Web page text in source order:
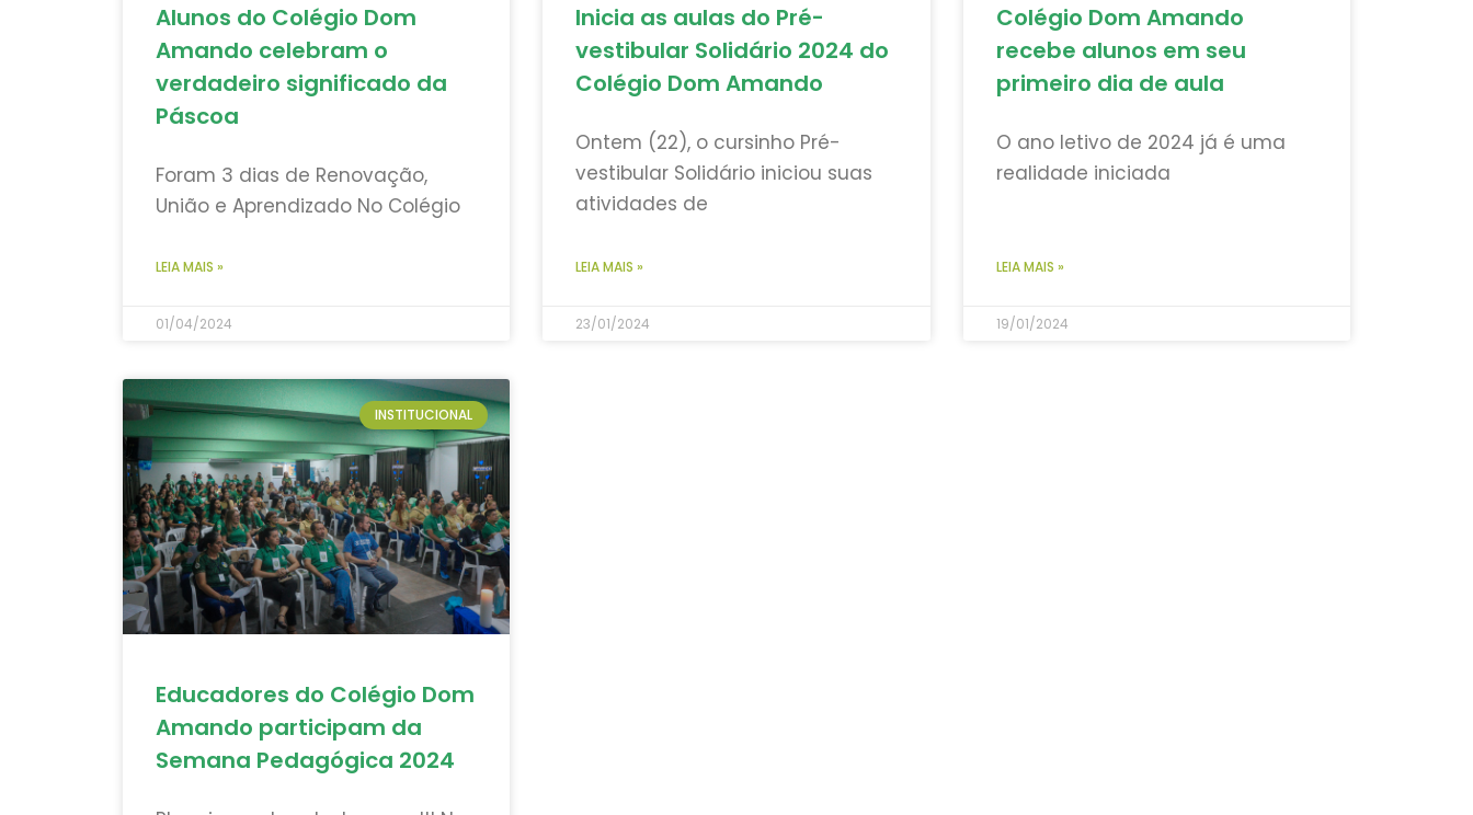
Alunos do Colégio Dom
Amando celebram o
verdadeiro significado da
Páscoa
Foram 3 dias de Renovação,
União e Aprendizado No Colégio
LEIA MAIS »
01/04/2024
Inicia as aulas do Pré-
vestibular Solidário 2024 do
Colégio Dom Amando
Ontem (22), o cursinho Pré-
vestibular Solidário iniciou suas
atividades de
LEIA MAIS »
23/01/2024
Colégio Dom Amando
recebe alunos em seu
primeiro dia de aula
O ano letivo de 2024 já é uma
realidade iniciada
LEIA MAIS »
19/01/2024
INSTITUCIONAL
Educadores do Colégio Dom
Amando participam da
Semana Pedagógica 2024